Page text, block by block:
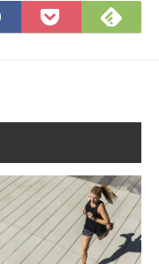
Facebook
で
Pocket
に
で